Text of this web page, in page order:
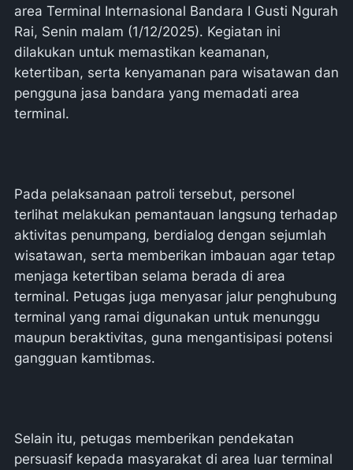
area Terminal Internasional Bandara I Gusti Ngurah
Rai, Senin malam (1/12/2025). Kegiatan ini
dilakukan untuk memastikan keamanan,
ketertiban, serta kenyamanan para wisatawan dan
pengguna jasa bandara yang memadati area
terminal.
Pada pelaksanaan patroli tersebut, personel
terlihat melakukan pemantauan langsung terhadap
aktivitas penumpang, berdialog dengan sejumlah
wisatawan, serta memberikan imbauan agar tetap
menjaga ketertiban selama berada di area
terminal. Petugas juga menyasar jalur penghubung
terminal yang ramai digunakan untuk menunggu
maupun beraktivitas, guna mengantisipasi potensi
gangguan kamtibmas.
Selain itu, petugas memberikan pendekatan
persuasif kepada masyarakat di area luar terminal